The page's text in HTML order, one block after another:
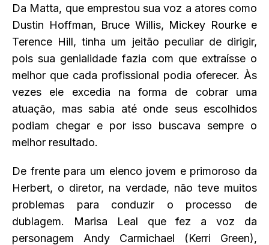
Da Matta, que emprestou sua voz a atores como
Dustin Hoffman, Bruce Willis, Mickey Rourke e
Terence Hill, tinha um jeitão peculiar de dirigir,
pois sua genialidade fazia com que extraísse o
melhor que cada profissional podia oferecer. Às
vezes ele excedia na forma de cobrar uma
atuação, mas sabia até onde seus escolhidos
podiam chegar e por isso buscava sempre o
melhor resultado.
De frente para um elenco jovem e primoroso da
Herbert, o diretor, na verdade, não teve muitos
problemas para conduzir o processo de
dublagem. Marisa Leal que fez a voz da
personagem Andy Carmichael (Kerri Green),